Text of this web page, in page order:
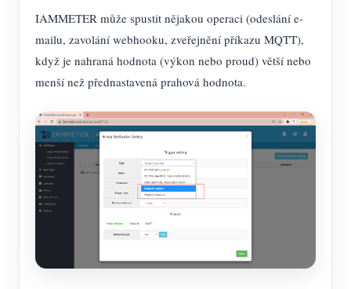
IAMMETER může spustit nějakou operaci (odeslání e-
mailu, zavolání webhooku, zveřejnění příkazu MQTT),
když je nahraná hodnota (výkon nebo proud) větší nebo
menší než přednastavená prahová hodnota.